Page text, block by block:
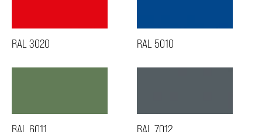
RAL 3020 RAL 5010
RAL 6011 RAL 7012